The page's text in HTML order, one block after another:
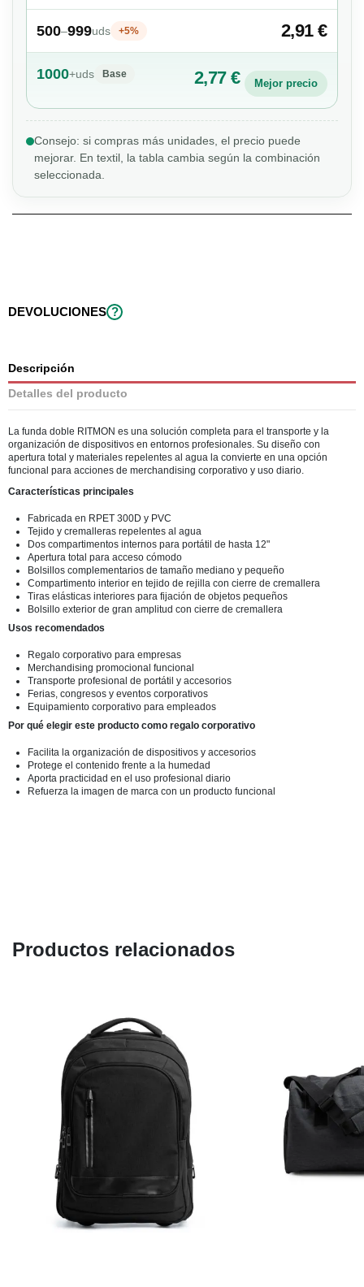
500–999uds +5% 2,91 €
1000+uds Base 2,77 € Mejor precio
Consejo: si compras más unidades, el precio puede
mejorar. En textil, la tabla cambia según la combinación
seleccionada.
DEVOLUCIONES ?
Descripción
Detalles del producto
La funda doble RITMON es una solución completa para el transporte y la
organización de dispositivos en entornos profesionales. Su diseño con
apertura total y materiales repelentes al agua la convierte en una opción
funcional para acciones de merchandising corporativo y uso diario.
Características principales
Fabricada en RPET 300D y PVC
Tejido y cremalleras repelentes al agua
Dos compartimentos internos para portátil de hasta 12"
Apertura total para acceso cómodo
Bolsillos complementarios de tamaño mediano y pequeño
Compartimento interior en tejido de rejilla con cierre de cremallera
Tiras elásticas interiores para fijación de objetos pequeños
Bolsillo exterior de gran amplitud con cierre de cremallera
Usos recomendados
Regalo corporativo para empresas
Merchandising promocional funcional
Transporte profesional de portátil y accesorios
Ferias, congresos y eventos corporativos
Equipamiento corporativo para empleados
Por qué elegir este producto como regalo corporativo
Facilita la organización de dispositivos y accesorios
Protege el contenido frente a la humedad
Aporta practicidad en el uso profesional diario
Refuerza la imagen de marca con un producto funcional
Productos relacionados